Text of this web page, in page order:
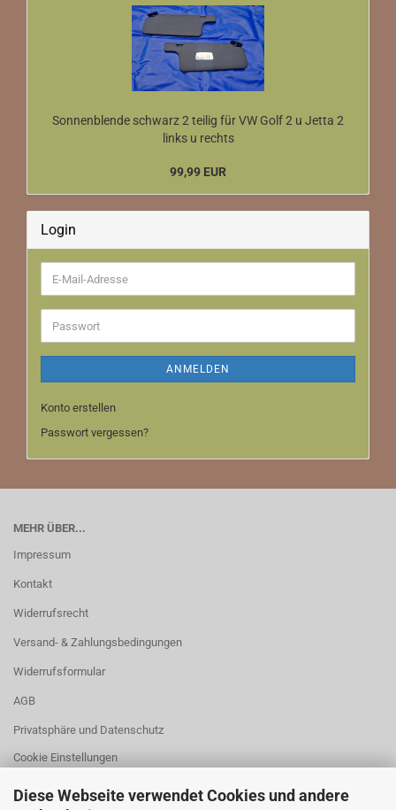
Diese Webseite verwendet Cookies und andere
Sonnenblende schwarz 2 teilig für VW Golf 2 u Jetta 2
links u rechts
99,99 EUR
Login
E-
Mail-
Adresse
Passwort
ANMELDEN
Konto erstellen
Passwort vergessen?
MEHR ÜBER...
Impressum
Kontakt
Widerrufsrecht
Versand- & Zahlungsbedingungen
Widerrufsformular
AGB
Privatsphäre und Datenschutz
Cookie Einstellungen